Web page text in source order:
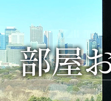
部屋